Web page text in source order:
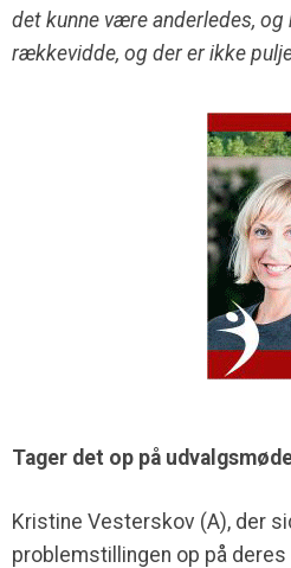
det kunne være anderledes,
rækkevidde, og der er ikke
Tager det op på
Kristine Vesterskov (A), der
problemstillingen op på